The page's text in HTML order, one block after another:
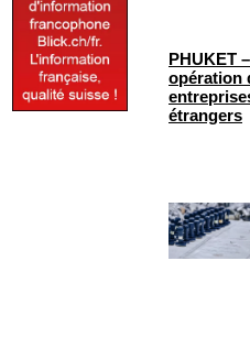
PHUKET
opération
étrangers